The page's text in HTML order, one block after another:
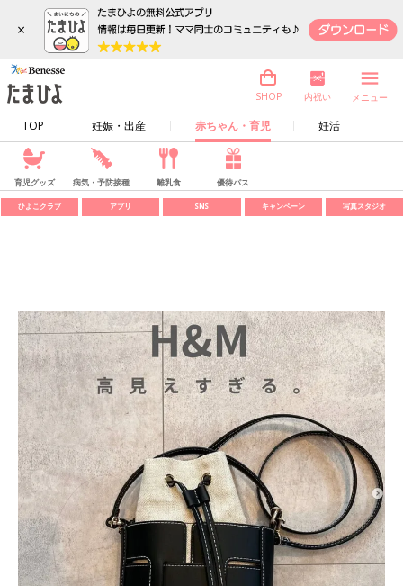
×
TOP 妊娠・出産 赤ちゃん・育児 妊活
SHOP 内祝い メニュー
育児グッズ 病気・予防接種 離乳食 優待パス
ひよこクラブ アプリ SNS キャンペーン 写真スタジオ